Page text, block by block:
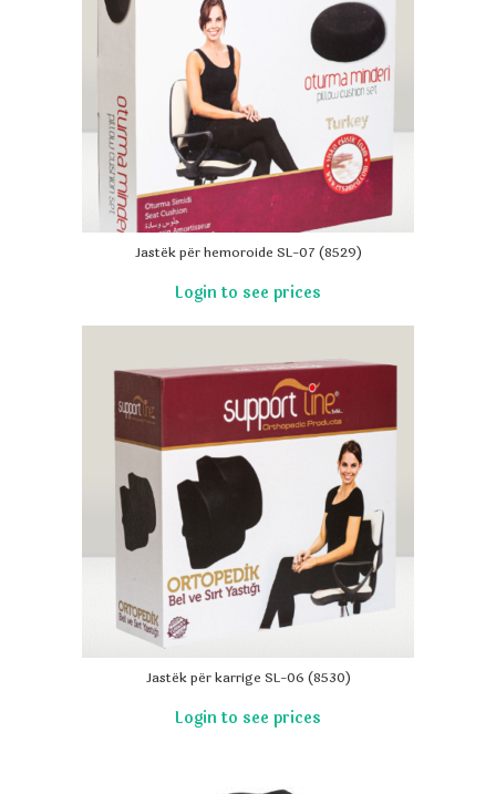
Jastëk për hemoroide SL-07 (8529)
Jastëk për karrige SL-06 (8530)